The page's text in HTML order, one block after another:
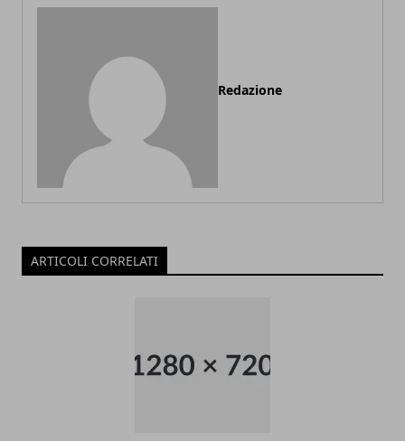
Redazione
ARTICOLI CORRELATI